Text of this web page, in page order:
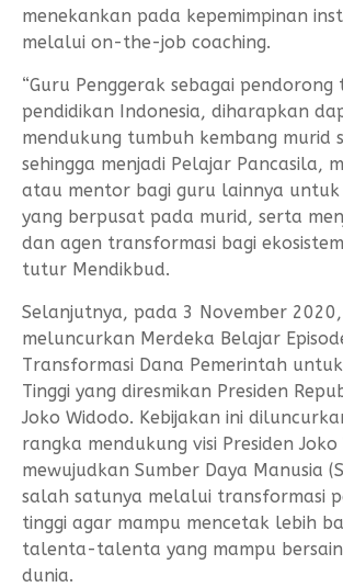
menekankan pada kepemimpinan
melalui on-the-job coaching.
“Guru Penggerak sebagai
pendidikan Indonesia, diharapkan
mendukung tumbuh kembang murid
sehingga menjadi Pelajar Pancasila,
atau mentor bagi guru lainnya
yang berpusat pada murid, serta
dan agen transformasi bagi
tutur Mendikbud.
Selanjutnya, pada 3 November
meluncurkan Merdeka Belajar
Transformasi Dana Pemerintah
Tinggi yang diresmikan Presiden
Joko Widodo. Kebijakan ini
rangka mendukung visi Presiden
mewujudkan Sumber Daya Manusia
salah satunya melalui transformasi
tinggi agar mampu mencetak lebih
talenta-talenta yang mampu
dunia.